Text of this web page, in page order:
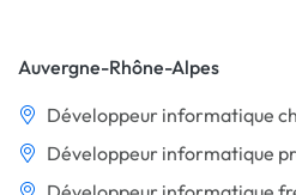
Auvergne-Rhône-Alpes
Développeur informatique
Développeur informatique